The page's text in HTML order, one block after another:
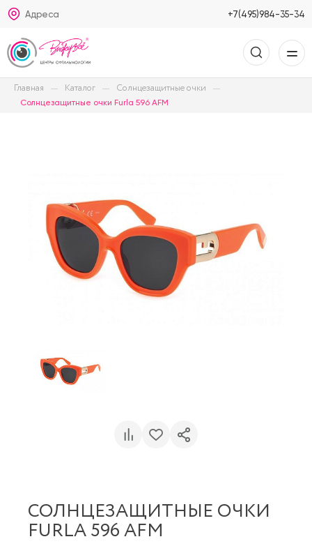
Адреса +7(495)984-35-34
Главная Каталог Солнцезащитные очки
Солнцезащитные очки Furla 596 AFM
СОЛНЦЕЗАЩИТНЫЕ ОЧКИ
FURLA 596 AFM